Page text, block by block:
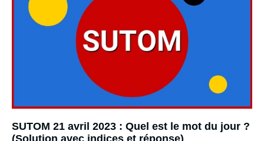
SUTOM 21 avril 2023 : Quel est le mot du jour ?
(Solution avec indices et réponse)